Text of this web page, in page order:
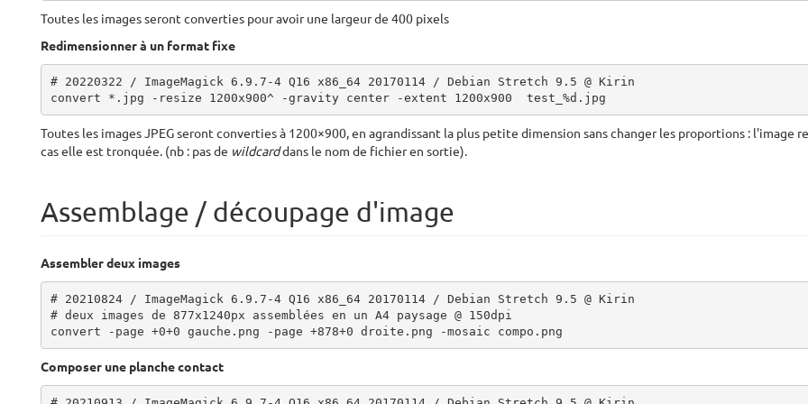
Toutes les images seront converties pour avoir une largeur de 400 pixels
Redimensionner à un format fixe
# 20220322 / ImageMagick 6.9.7-4 Q16 x86_64 20170114 / Debian Stretch 9.5 @ Kirin
convert *.jpg -resize 1200x900^ -gravity center -extent 1200x900  test_%d.jpg
Toutes les images JPEG seront converties à 1200×900, en agrandissant la plus petite dimension sans changer les proportions : l'image
cas elle est tronquée. (nb : pas de wildcarddans le nom de fichier en sortie).
Assemblage / découpage d'image
Assembler deux images
# 20210824 / ImageMagick 6.9.7-4 Q16 x86_64 20170114 / Debian Stretch 9.5 @ Kirin
# deux images de 877x1240px assemblées en un A4 paysage @ 150dpi
convert -page +0+0 gauche.png -page +878+0 droite.png -mosaic compo.png
Composer une planche contact